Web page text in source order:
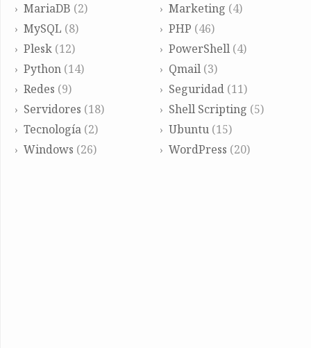
MariaDB (2) Marketing (4)
MySQL (8) PHP (46)
Plesk (12) PowerShell(4)
Python (14) Qmail(3)
Redes (9) Seguridad(11)
Servidores (18) Shell Scripting (5)
Tecnología (2) Ubuntu(15)
Windows (26) WordPress (20)